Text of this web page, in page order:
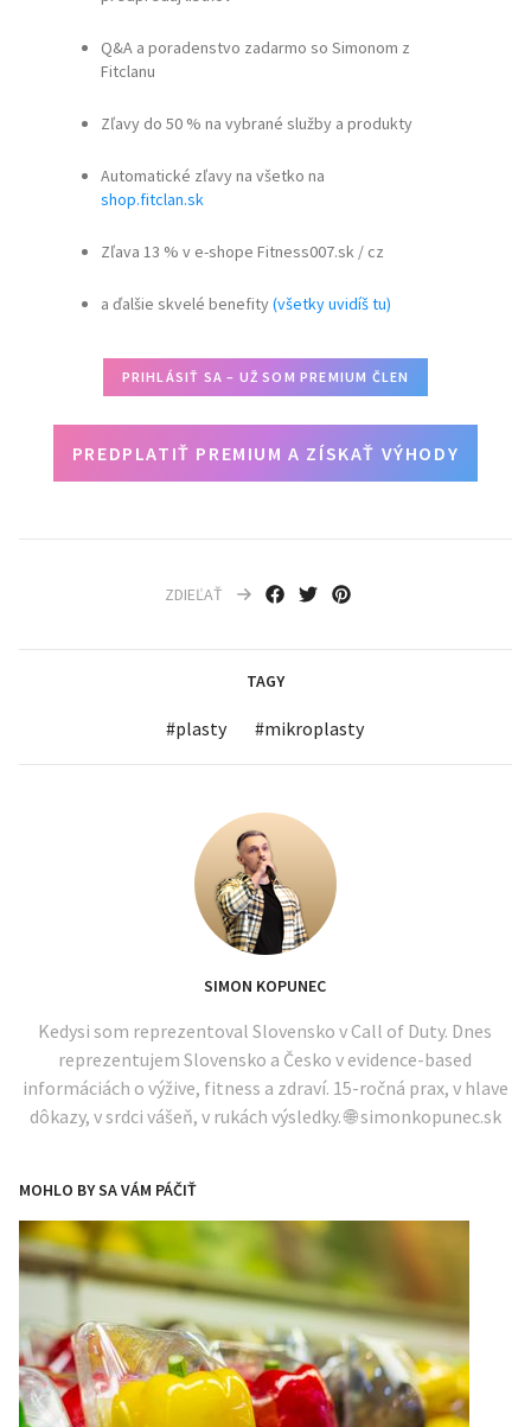
Q&A a poradenstvo zadarmo so Simonom z
Fitclanu
Zľavy do 50 % na vybrané služby a produkty
Automatické zľavy na všetko na
shop.fitclan.sk
Zľava 13 % v e-shope Fitness007.sk / cz
a ďalšie skvelé benefity(všetky uvidíš tu)
PRIHLÁSIŤ SA – UŽ SOM PREMIUM ČLEN
PREDPLATIŤ PREMIUM A ZÍSKAŤ VÝHODY
ZDIEĽAŤ
TAGY
#plasty #mikroplasty
SIMON KOPUNEC
Kedysi som reprezentoval Slovensko v Call of Duty. Dnes
reprezentujem Slovensko a Česko v evidence-based
informáciách o výžive, fitness a zdraví. 15-ročná prax, v hlave
dôkazy, v srdci vášeň, v rukách výsledky. 🌐 simonkopunec.sk
MOHLO BY SA VÁM PÁČIŤ